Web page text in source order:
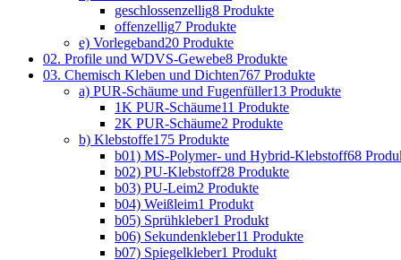
geschlossenzellig8 Produkte
offenzellig7 Produkte
e) Vorlegeband20 Produkte
02. Profile und WDVS-Gewebe8 Produkte
03. Chemisch Kleben und Dichten767 Produkte
a) PUR-Schäume und Fugenfüller13 Produkte
1K PUR-Schäume11 Produkte
2K PUR-Schäume2 Produkte
b) Klebstoffe175 Produkte
b01) MS-Polymer- und Hybrid-Klebstoff68
b02) PU-Klebstoff28 Produkte
b03) PU-Leim2 Produkte
b04) Weißleim1 Produkt
b05) Sprühkleber1 Produkt
b06) Sekundenkleber11 Produkte
b07) Spiegelkleber1 Produkt